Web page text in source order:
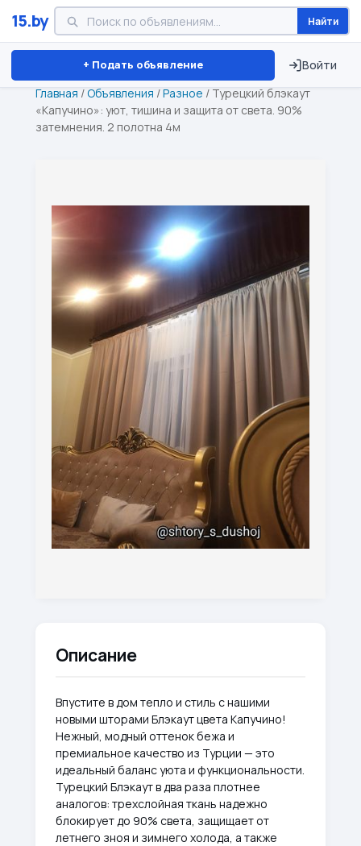
15.by Найти
+ Подать объявление Войти
Минск Витебск Брест ⏱ ТОЛЬКО 15 ДНЕЙ
Главная /Объявления /Разное / Турецкий блэкаут
«Капучино»: уют, тишина и защита от света. 90%
затемнения. 2 полотна 4м
Описание
Впустите в дом тепло и стиль с нашими
новыми шторами Блэкаут цвета Капучино!
Нежный, модный оттенок бежа и
премиальное качество из Турции — это
идеальный баланс уюта и функциональности.
Турецкий Блэкаут в два раза плотнее
аналогов: трехслойная ткань надежно
блокирует до 90% света, защищает от
летнего зноя и зимнего холода, а также